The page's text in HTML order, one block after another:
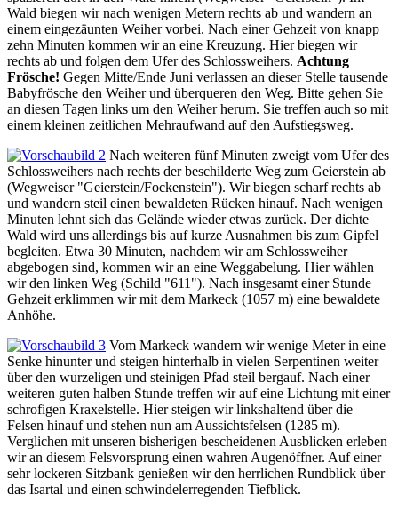
Wald biegen wir nach wenigen Metern rechts ab und wandern an
einem eingezäunten Weiher vorbei. Nach einer Gehzeit von knapp
zehn Minuten kommen wir an eine Kreuzung. Hier biegen wir
rechts ab und folgen dem Ufer des Schlossweihers. Achtung
Frösche! Gegen Mitte/Ende Juni verlassen an dieser Stelle tausende
Babyfrösche den Weiher und überqueren den Weg. Bitte gehen Sie
an diesen Tagen links um den Weiher herum. Sie treffen auch so mit
einem kleinen zeitlichen Mehraufwand auf den Aufstiegsweg.
Nach weiteren fünf Minuten zweigt vom Ufer des
Schlossweihers nach rechts der beschilderte Weg zum Geierstein ab
(Wegweiser "Geierstein/Fockenstein"). Wir biegen scharf rechts ab
und wandern steil einen bewaldeten Rücken hinauf. Nach wenigen
Minuten lehnt sich das Gelände wieder etwas zurück. Der dichte
Wald wird uns allerdings bis auf kurze Ausnahmen bis zum Gipfel
begleiten. Etwa 30 Minuten, nachdem wir am Schlossweiher
abgebogen sind, kommen wir an eine Weggabelung. Hier wählen
wir den linken Weg (Schild "611"). Nach insgesamt einer Stunde
Gehzeit erklimmen wir mit dem Markeck (1057 m) eine bewaldete
Anhöhe.
Vom Markeck wandern wir wenige Meter in eine
Senke hinunter und steigen hinterhalb in vielen Serpentinen weiter
über den wurzeligen und steinigen Pfad steil bergauf. Nach einer
weiteren guten halben Stunde treffen wir auf eine Lichtung mit einer
schrofigen Kraxelstelle. Hier steigen wir linkshaltend über die
Felsen hinauf und stehen nun am Aussichtsfelsen (1285 m).
Verglichen mit unseren bisherigen bescheidenen Ausblicken erleben
wir an diesem Felsvorsprung einen wahren Augenöffner. Auf einer
sehr lockeren Sitzbank genießen wir den herrlichen Rundblick über
das Isartal und einen schwindelerregenden Tiefblick.